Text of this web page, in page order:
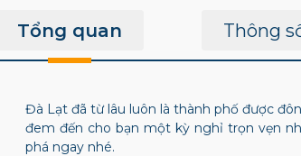
Tổng quan Thông
Đà Lạt đã từ lâu luôn là thành phố được
đem đến cho bạn một kỳ nghỉ trọn vẹn
phá ngay nhé.